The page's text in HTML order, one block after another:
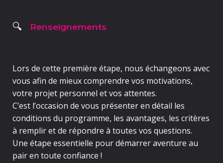
🔍 Renseignements
Lors de cette première étape, nous échangeons avec
vous afin de mieux comprendre vos motivations,
votre projet personnel et vos attentes.
C’est l’occasion de vous présenter en détail les
conditions du programme, les avantages, les critères
à remplir et de répondre à toutes vos questions.
Une étape essentielle pour démarrer aventure au
pair en toute confiance !